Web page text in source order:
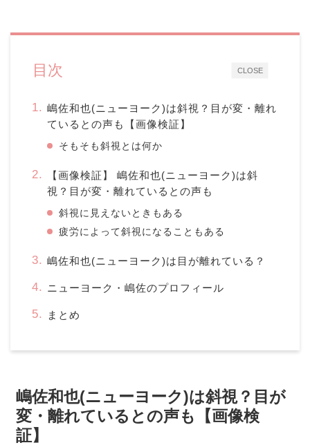
CLOSE
目次
嶋佐和也(ニューヨーク)は斜視？目が変・離れ
ているとの声も【画像検証】
そもそも斜視とは何か
【画像検証】 嶋佐和也(ニューヨーク)は斜
視？目が変・離れているとの声も
斜視に見えないときもある
疲労によって斜視になることもある
嶋佐和也(ニューヨーク)は目が離れている？
ニューヨーク・嶋佐のプロフィール
まとめ
嶋佐和也(ニューヨーク)は斜視？目が
変・離れているとの声も【画像検
証】